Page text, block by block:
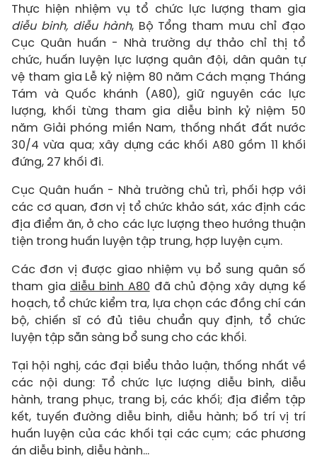
Thực hiện nhiệm vụ tổ chức lực lượng tham gia
diễu binh, diễu hành, Bộ Tổng tham mưu chỉ đạo
Cục Quân huấn - Nhà trường dự thảo chỉ thị tổ
chức, huấn luyện lực lượng quân đội, dân quân tự
vệ tham gia Lễ kỷ niệm 80 năm Cách mạng Tháng
Tám và Quốc khánh (A80), giữ nguyên các lực
lượng, khối từng tham gia diễu binh kỷ niệm 50
năm Giải phóng miền Nam, thống nhất đất nước
30/4 vừa qua; xây dựng các khối A80 gồm 11 khối
đứng, 27 khối đi.
Cục Quân huấn - Nhà trường chủ trì, phối hợp với
các cơ quan, đơn vị tổ chức khảo sát, xác định các
địa điểm ăn, ở cho các lực lượng theo hướng thuận
tiện trong huấn luyện tập trung, hợp luyện cụm.
Các đơn vị được giao nhiệm vụ bổ sung quân số
tham gia diễu binh A80 đã chủ động xây dựng kế
hoạch, tổ chức kiểm tra, lựa chọn các đồng chí cán
bộ, chiến sĩ có đủ tiêu chuẩn quy định, tổ chức
luyện tập sẵn sàng bổ sung cho các khối.
Tại hội nghị, các đại biểu thảo luận, thống nhất về
các nội dung: Tổ chức lực lượng diễu binh, diễu
hành, trang phục, trang bị, các khối; địa điểm tập
kết, tuyến đường diễu binh, diễu hành; bố trí vị trí
huấn luyện của các khối tại các cụm; các phương
án diễu binh, diễu hành…